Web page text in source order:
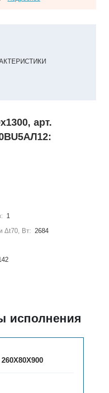
арт.
1
Δt70, Вт: 2684
исполнения